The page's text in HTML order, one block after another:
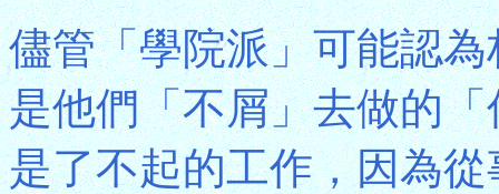
儘管「學院派」可能認
是他們「不屑」去做的
是了不起的工作，因為